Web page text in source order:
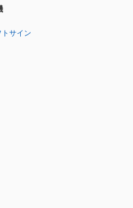
サイン